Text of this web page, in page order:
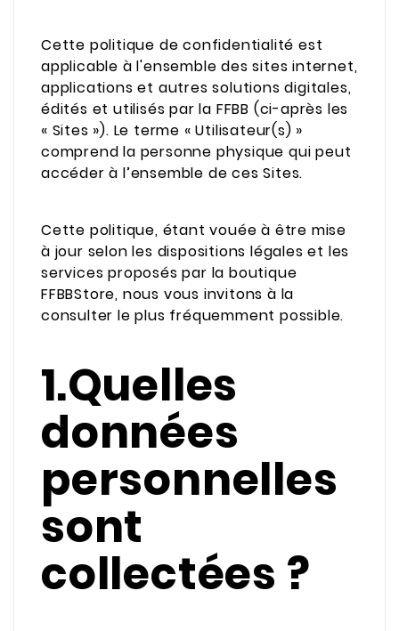
Cette politique de confidentialité est
applicable à l'ensemble des sites internet,
applications et autres solutions digitales,
édités et utilisés par la FFBB (ci-après les
« Sites »). Le terme « Utilisateur(s) »
comprend la personne physique qui peut
accéder à l’ensemble de ces Sites.
Cette politique, étant vouée à être mise
à jour selon les dispositions légales et les
services proposés par la boutique
FFBBStore, nous vous invitons à la
consulter le plus fréquemment possible.
1.Quelles
données
personnelles
sont
collectées ?